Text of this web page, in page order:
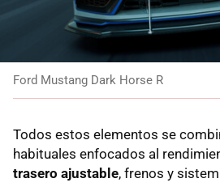
Ford Mustang Dark Horse R
Todos estos elementos se
habituales enfocados al
trasero ajustable, frenos y